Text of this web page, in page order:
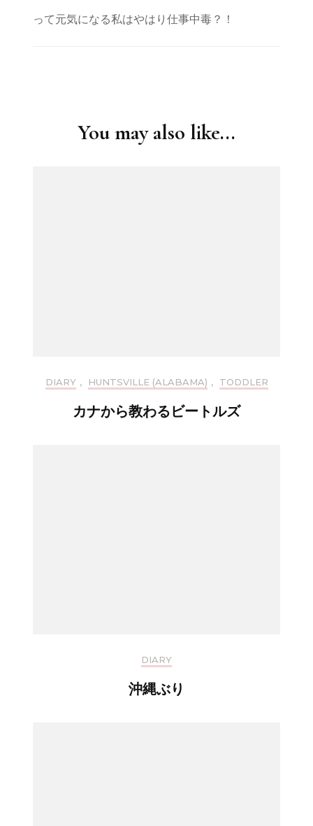
って元気になる私はやはり仕事中毒？！
You may also like...
DIARY , HUNTSVILLE (ALABAMA) , TODDLER
カナから教わるビートルズ
DIARY
沖縄ぶり